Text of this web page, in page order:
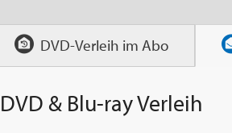
DVD-Verleih im Abo
DVD & Blu-ray Verleih